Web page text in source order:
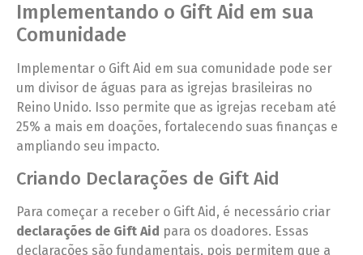
Implementando o Gift Aid em sua
Comunidade
Implementar o Gift Aid em sua comunidade pode ser
um divisor de águas para as igrejas brasileiras no
Reino Unido. Isso permite que as igrejas recebam até
25% a mais em doações, fortalecendo suas finanças e
ampliando seu impacto.
Criando Declarações de Gift Aid
Para começar a receber o Gift Aid, é necessário criar
declarações de Gift Aid para os doadores. Essas
declarações são fundamentais, pois permitem que a